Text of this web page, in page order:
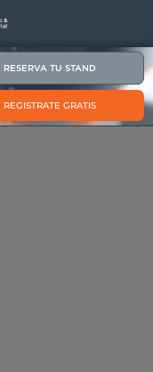
RESERVA TU STAND
REGISTRATE GRATIS